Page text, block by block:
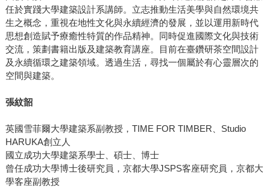
任於實踐大學建築設計系講師。立志推動生活美學與自然環境共
生之概念，重視在地性文化與永續經濟的發展，並以運用新時代
思想創造賦予療癒性特質的作品精神。同時促進國際文化與技術
交流，策劃書籍出版及建築教育講座。目前在臺鑽研茶空間設計
及永續循環之建築領域。透過生活，尋找一個屬於有心靈層次的
空間與建築。
張紋韶
英國雪菲爾大學建築系副教授，TIME FOR TIMBER、Studio
HARUKA創立人
國立成功大學建築系學士、碩士、博士
曾任成功大學博士後研究員，京都大學JSPS客座研究員，京都大
學客座副教授